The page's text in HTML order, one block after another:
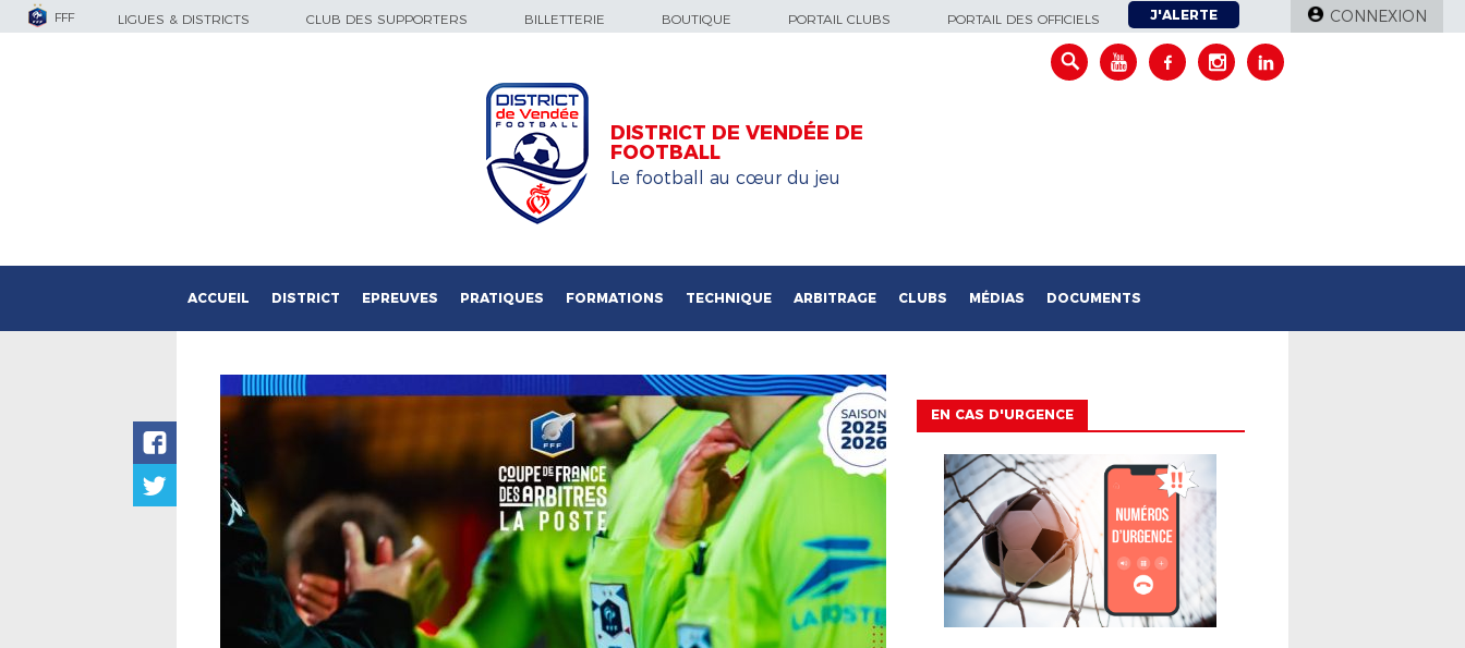
FFF LIGUES & DISTRICTS CLUB DES SUPPORTERS BILLETTERIE BOUTIQUE PORTAIL CLUBS PORTAIL DES OFFICIELS J'ALERTE CONNEXION
DISTRICT DE VENDÉE DE
FOOTBALL
Le football au cœur du jeu
ACCUEIL DISTRICT EPREUVES PRATIQUES FORMATIONS TECHNIQUE ARBITRAGE CLUBS MÉDIAS DOCUMENTS
EN CAS D'URGENCE